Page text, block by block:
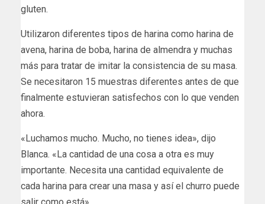
gluten.
Utilizaron diferentes tipos de harina como harina de
avena, harina de boba, harina de almendra y muchas
más para tratar de imitar la consistencia de su masa.
Se necesitaron 15 muestras diferentes antes de que
finalmente estuvieran satisfechos con lo que venden
ahora.
«Luchamos mucho. Mucho, no tienes idea», dijo
Blanca. «La cantidad de una cosa a otra es muy
importante. Necesita una cantidad equivalente de
cada harina para crear una masa y así el churro puede